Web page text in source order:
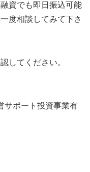
資でも即日振込可能
度相談してみて下さ
してください。
サポート投資事業有